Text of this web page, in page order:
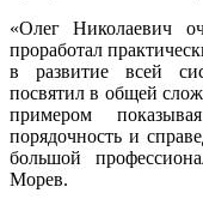
«Олег Николаевич
проработал
в развитие всей
посвятил в общей
примером
порядочность и
большой
Морев.